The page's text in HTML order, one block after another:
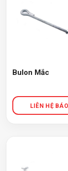
Bulon Mắc